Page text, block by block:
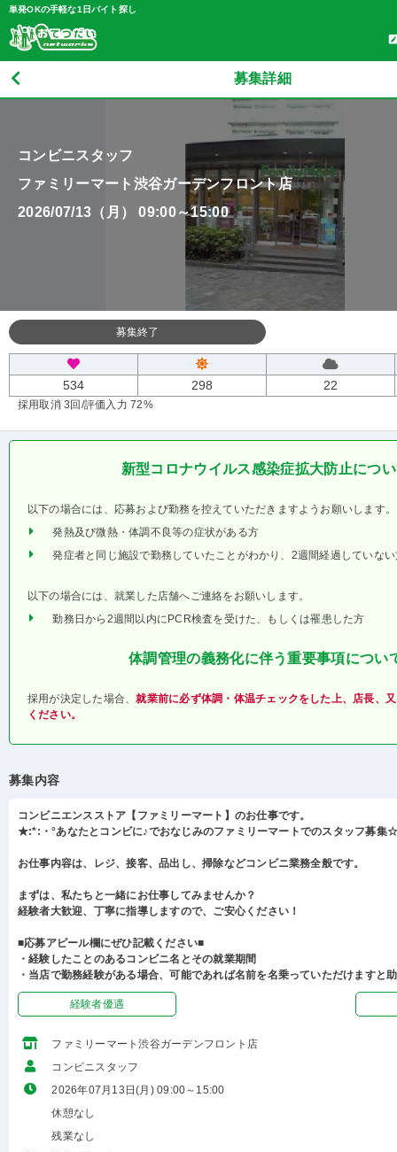
単発OKの手軽な1日バイト探し
募集詳細
コンビニスタッフ
ファミリーマート渋谷ガーデンフロント店
2026/07/13（月） 09:00～15:00
募集終了
534 298 22
採用取消 3回 /評価入力 72%
新型コロナウイルス感染症拡大防止につ
以下の場合には、応募および勤務を控えていただきますようお願いします。
発熱及び微熱・体調不良等の症状がある方
発症者と同じ施設で勤務していたことがわかり、2週間経過していな
以下の場合には、就業した店舗へご連絡をお願いします。
勤務日から2週間以内にPCR検査を受けた、もしくは罹患した方
体調管理の義務化に伴う重要事項につい
採用が決定した場合、就業前に必ず体調・体温チェックをした上、店長、
ください。
募集内容
コンビニエンスストア【ファミリーマート】のお仕事です。
★:*:・°あなたとコンビに♪でおなじみのファミリーマートでのスタッフ募集
お仕事内容は、レジ、接客、品出し、掃除などコンビニ業務全般です。
まずは、私たちと一緒にお仕事してみませんか？
経験者大歓迎、丁寧に指導しますので、ご安心ください！
■応募アピール欄にぜひ記載ください■
・経験したことのあるコンビニ名とその就業期間
・当店で勤務経験がある場合、可能であれば名前を名乗っていただけますと
経験者優遇
ファミリーマート渋谷ガーデンフロント店
コンビニスタッフ
2026年07月13日(月) 09:00～15:00
休憩なし
残業なし